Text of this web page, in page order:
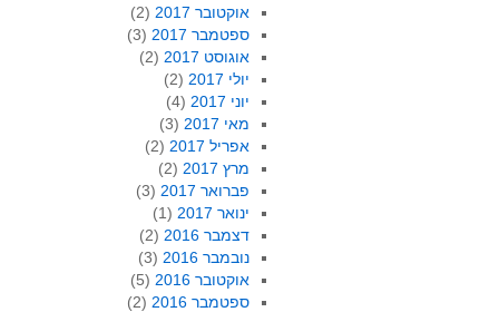
אוקטובר 2017
(2)
ספטמבר 2017
(3)
אוגוסט 2017
(2)
יולי 2017
(2)
יוני 2017
(4)
מאי 2017
(3)
אפריל 2017
(2)
מרץ 2017
(2)
פברואר 2017
(3)
ינואר 2017
(1)
דצמבר 2016
(2)
נובמבר 2016
(3)
אוקטובר 2016
(5)
ספטמבר 2016
(2)